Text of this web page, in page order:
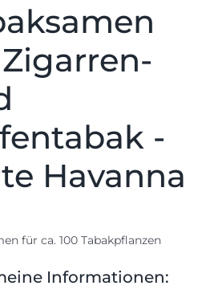
-
Havanna
für ca. 100 Tabakpflanzen
Informationen: